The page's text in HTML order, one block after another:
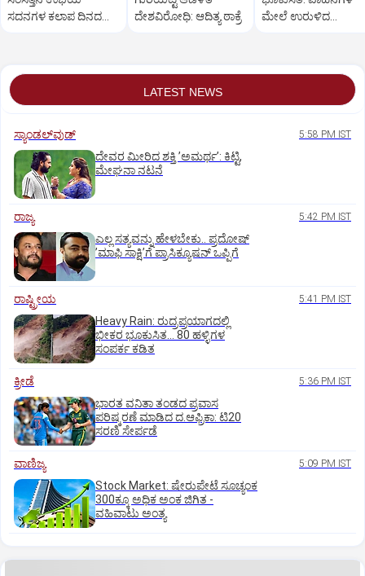
ಸದನಗಳ ಕಲಾಪ ದಿನದ
ದೇಶವಿರೋಧಿ: ಆದಿತ್ಯ ಠಾಕ್ರೆ
ಮೇಲೆ ಉರುಳಿದ
LATEST NEWS
ಸ್ಯಾಂಡಲ್‌ವುಡ್‌ 5:58 PM IST
ದೇವರ ಮೀರಿದ ಶಕ್ತಿ ʼಅಮರ್ಥʼ: ಕಿಟ್ಟಿ,
ಮೇಘನಾ ನಟನೆ
ರಾಜ್ಯ 5:42 PM IST
ಎಲ್ಲ ಸತ್ಯವನ್ನು ಹೇಳಬೇಕು.. ಪ್ರದೋಷ್‌
ʼಮಾಫಿ ಸಾಕ್ಷಿʼಗೆ ಪ್ರಾಸಿಕ್ಯೂಷನ್ ಒಪ್ಪಿಗೆ
ರಾಷ್ಟ್ರೀಯ 5:41 PM IST
Heavy Rain: ರುದ್ರಪ್ರಯಾಗದಲ್ಲಿ
ಭೀಕರ ಭೂಕುಸಿತ... 80 ಹಳ್ಳಿಗಳ
ಸಂಪರ್ಕ ಕಡಿತ
ಕ್ರೀಡೆ 5:36 PM IST
ಭಾರತ ವನಿತಾ ತಂಡದ ಪ್ರವಾಸ
ಪರಿಷ್ಕರಣೆ ಮಾಡಿದ ದ.ಆಫ್ರಿಕಾ: ಟಿ20
ಸರಣಿ ಸೇರ್ಪಡೆ
ವಾಣಿಜ್ಯ 5:09 PM IST
Stock Market: ಷೇರುಪೇಟೆ ಸೂಚ್ಯಂಕ
300ಕ್ಕೂ ಅಧಿಕ ಅಂಕ ಜಿಗಿತ -
ವಹಿವಾಟು ಅಂತ್ಯ